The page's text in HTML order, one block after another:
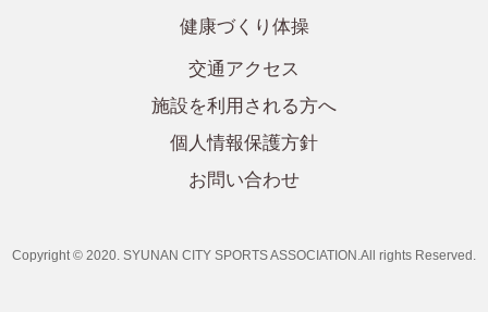
健康づくり体操
交通アクセス
施設を利用される方へ
個人情報保護方針
お問い合わせ
Copyright © 2020. SYUNAN CITY SPORTS ASSOCIATION.All rights Reserved.